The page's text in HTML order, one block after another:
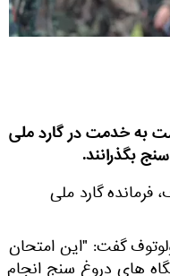
به خدمت در گارد ملی
بگذرانند.
فرمانده گارد ملی
گفت: "این امتحان